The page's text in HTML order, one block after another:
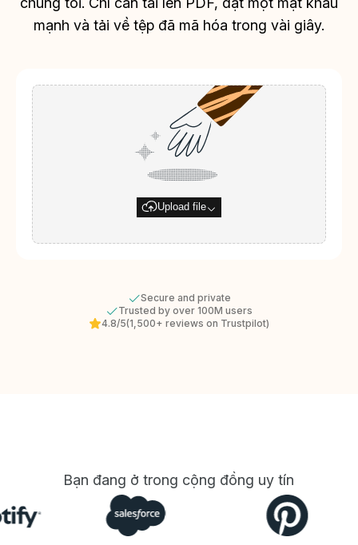
mạnh và tải về tệp đã mã hóa trong vài giây.
Upload file
Secure and private
Trusted by over 100M users
4.8/5(1,500+ reviews on Trustpilot)
Bạn đang ở trong cộng đồng uy tín